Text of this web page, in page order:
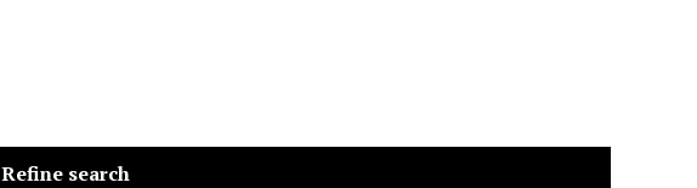
Refine search